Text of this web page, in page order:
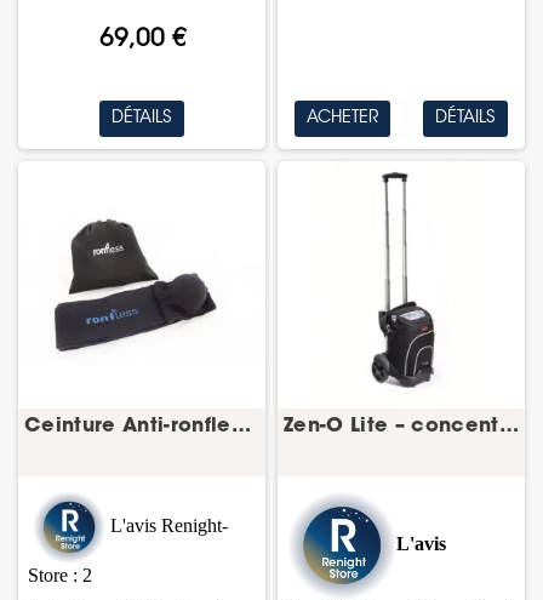
69,00 €
DÉTAILS ACHETER DÉTAILS
Ceinture Anti-ronflement Ronfless – ceinture...
L'avis Renight-
Store : 2
Zen-O Lite – concentrateur d’oxygène portable –...
L'avis